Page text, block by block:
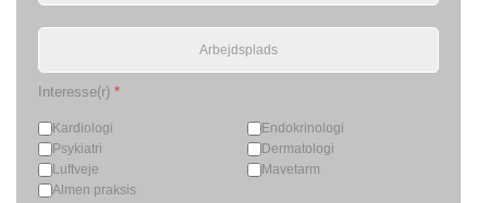
Interesse(r) *
Kardiologi
Endokrinologi
Psykiatri
Dermatologi
Luftveje
Mavetarm
Almen praksis